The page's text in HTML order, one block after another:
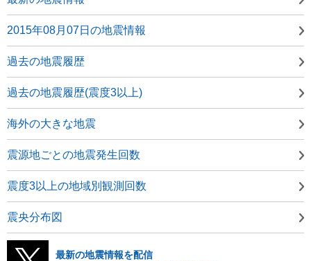
2015年08月07日の地震情報
過去の地震履歴
過去の地震履歴(震度3以上)
海外の大きな地震
震源地ごとの地震発生回数
震度3以上の地域別観測回数
震央分布図
最新の地震情報を配信